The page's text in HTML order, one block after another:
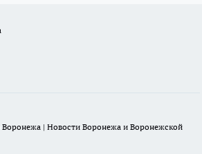
| Новости Воронежа и Воронежской